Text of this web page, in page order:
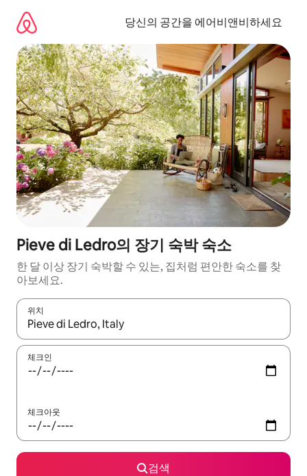
당신의 공간을 에어비앤비하세요
Pieve di Ledro의 장기 숙박 숙소
한 달 이상 장기 숙박할 수 있는, 집처럼 편안한 숙소를 찾
아보세요.
위치
결과가 나오면 위·아래 화살표 키를 사용하거나 터치 또는 스와이
체크인
체크아웃
검색